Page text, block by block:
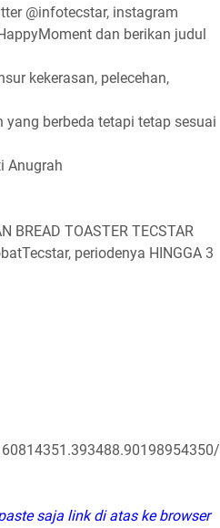
@infotecstar, instagram
dan berikan judul
kekerasan, pelecehan,
berbeda tetapi tetap sesuai
Anugrah
BREAD TOASTER TECSTAR
periodenya HINGGA 3
saja link di atas ke browser